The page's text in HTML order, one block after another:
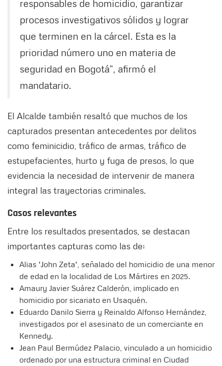
responsables de homicidio, garantizar
procesos investigativos sólidos y lograr
que terminen en la cárcel. Esta es la
prioridad número uno en materia de
seguridad en Bogotá”, afirmó el
mandatario.
El Alcalde también resaltó que muchos de los
capturados presentan antecedentes por delitos
como feminicidio, tráfico de armas, tráfico de
estupefacientes, hurto y fuga de presos, lo que
evidencia la necesidad de intervenir de manera
integral las trayectorias criminales.
Casos relevantes
Entre los resultados presentados, se destacan
importantes capturas como las de:
Alias 'John Zeta', señalado del homicidio de una menor
de edad en la localidad de Los Mártires en 2025.
Amaury Javier Suárez Calderón, implicado en
homicidio por sicariato en Usaquén.
Eduardo Danilo Sierra y Reinaldo Alfonso Hernández,
investigados por el asesinato de un comerciante en
Kennedy.
Jean Paul Bermúdez Palacio, vinculado a un homicidio
ordenado por una estructura criminal en Ciudad